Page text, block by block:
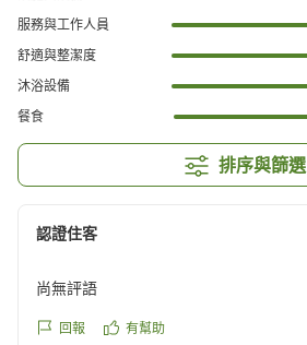
服務與工作人員
舒適與整潔度
沐浴設備
餐食
排序與篩選
認證住客
尚無評語
回報 有幫助